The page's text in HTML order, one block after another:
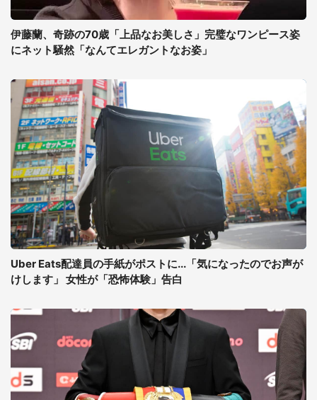
伊藤蘭、奇跡の70歳「上品なお美しさ」完璧なワンピース姿
にネット騒然「なんてエレガントなお姿」
Uber Eats配達員の手紙がポストに...「気になったのでお声が
けします」 女性が「恐怖体験」告白